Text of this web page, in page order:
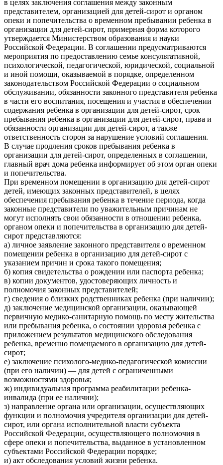
в целях заключения соглашения между законным
представителем, организацией для детей-сирот и органом
опеки и попечительства о временном пребывании ребенка в
организации для детей-сирот, примерная форма которого
утверждается Министерством образования и науки
Российской Федерации. В соглашении предусматриваются
мероприятия по предоставлению семье консультативной,
психологической, педагогической, юридической, социальной
и иной помощи, оказываемой в порядке, определенном
законодательством Российской Федерации о социальном
обслуживании, обязанности законного представителя ребенка
в части его воспитания, посещения и участия в обеспечении
содержания ребенка в организации для детей-сирот, срок
пребывания ребенка в организации для детей-сирот, права и
обязанности организации для детей-сирот, а также
ответственность сторон за нарушение условий соглашения.
В случае продления сроков пребывания ребенка в
организации для детей-сирот, определенных в соглашении,
главный врач дома ребенка информирует об этом орган опеки
и попечительства.
При временном помещении в организацию для детей-сирот
детей, имеющих законных представителей, в целях
обеспечения пребывания ребенка в течение периода, когда
законные представители по уважительным причинам не
могут исполнять свои обязанности в отношении ребенка,
органом опеки и попечительства в организацию для детей-
сирот представляются:
а) личное заявление законного представителя о временном
помещении ребенка в организацию для детей-сирот с
указанием причин и срока такого помещения;
б) копия свидетельства о рождении или паспорта ребенка;
в) копии документов, удостоверяющих личность и
полномочия законных представителей;
г) сведения о близких родственниках ребенка (при наличии);
д) заключение медицинской организации, оказывающей
первичную медико-санитарную помощь по месту жительства
или пребывания ребенка, о состоянии здоровья ребенка с
приложением результатов медицинского обследования
ребенка, временно помещаемого в организацию для детей-
сирот;
е) заключение психолого-медико-педагогической комиссии
(при его наличии) — для детей с ограниченными
возможностями здоровья;
ж) индивидуальная программа реабилитации ребенка-
инвалида (при ее наличии);
з) направление органа или организации, осуществляющих
функции и полномочия учредителя организации для детей-
сирот, или органа исполнительной власти субъекта
Российской Федерации, осуществляющего полномочия в
сфере опеки и попечительства, выданное в установленном
субъектами Российской Федерации порядке;
и) акт обследования условий жизни ребенка.